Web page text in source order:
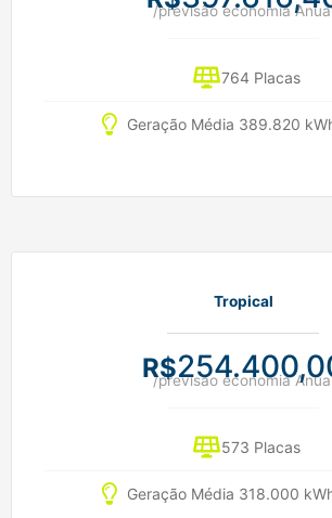
/previsão economia
764 Placas
Geração Média 389.820
Tropical
R$
/previsão economia
573 Placas
Geração Média 318.000